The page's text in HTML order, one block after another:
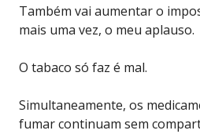
Também vai aumentar o
mais uma vez, o meu aplauso.
O tabaco só faz é mal.
Simultaneamente, os
fumar continuam sem